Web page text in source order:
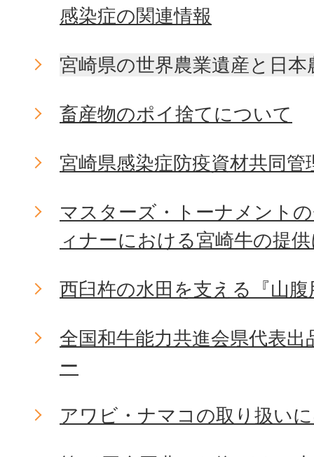
感染症の関連情報
宮崎県の世界農業遺産と日本
畜産物のポイ捨てについて
宮崎県感染症防疫資材共同管
マスターズ・トーナメント
ィナーにおける宮崎牛の提
西臼杵の水田を支える『山腹
全国和牛能力共進会県代表
ー
アワビ・ナマコの取り扱い